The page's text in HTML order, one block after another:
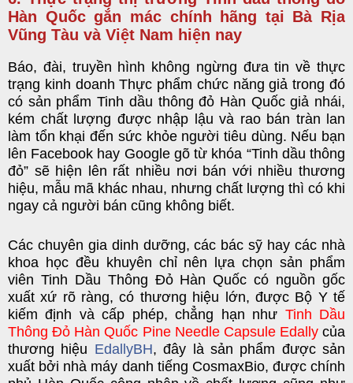
Hàn Quốc gắn mác chính hãng tại Bà Rịa
Vũng Tàu và Việt Nam hiện nay
Báo, đài, truyền hình không ngừng đưa tin về thực
trạng kinh doanh Thực phẩm chức năng giả trong đó
có sản phẩm Tinh dầu thông đỏ Hàn Quốc giả nhái,
kém chất lượng được nhập lậu và rao bán tràn lan
làm tổn khại đến sức khỏe người tiêu dùng. Nếu bạn
lên Facebook hay Google gõ từ khóa “Tinh dầu thông
đỏ” sẽ hiện lên rất nhiều nơi bán với nhiều thương
hiệu, mẫu mã khác nhau, nhưng chất lượng thì có khi
ngay cả người bán cũng không biết.
Các chuyên gia dinh dưỡng, các bác sỹ hay các nhà
khoa học đều khuyên chỉ nên lựa chọn sản phẩm
viên Tinh Dầu Thông Đỏ Hàn Quốc có nguồn gốc
xuất xứ rõ ràng, có thương hiệu lớn, được Bộ Y tế
kiếm định và cấp phép, chẳng hạn như Tinh Dầu
Thông Đỏ Hàn Quốc Pine Needle Capsule Edallycủa
thương hiệu EdallyBH, đây là sản phẩm được sản
xuất bởi nhà máy danh tiếng CosmaxBio, được chính